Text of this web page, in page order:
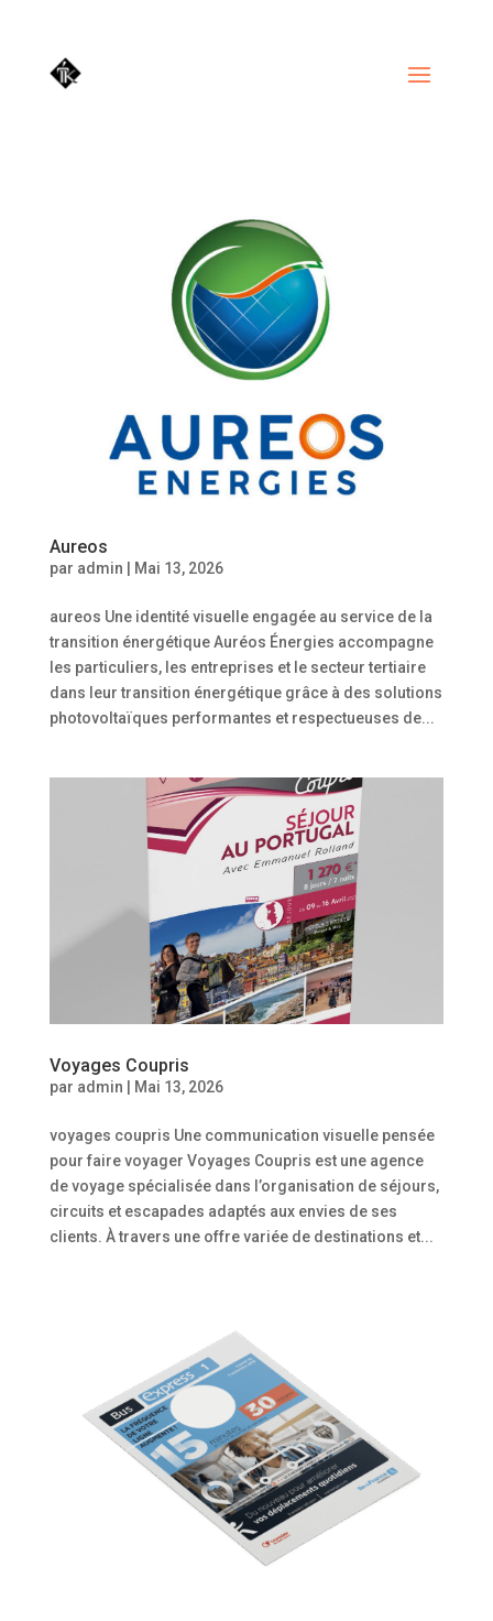
Aureos
par admin Mai 13, 2026
aureos Une identité visuelle engagée au service de la
transition énergétique Auréos Énergies accompagne
les particuliers, les entreprises et le secteur tertiaire
dans leur transition énergétique grâce à des solutions
photovoltaïques performantes et respectueuses de...
Voyages Coupris
par admin Mai 13, 2026
voyages coupris Une communication visuelle pensée
pour faire voyager Voyages Coupris est une agence
de voyage spécialisée dans l’organisation de séjours,
circuits et escapades adaptés aux envies de ses
clients. À travers une offre variée de destinations et...